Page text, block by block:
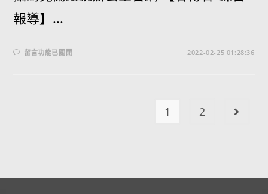
報導】...
留言功能已關閉 2022-02-25 01:28:36
1 2